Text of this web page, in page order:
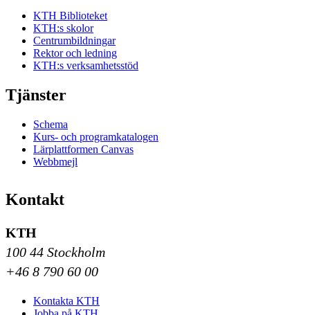
KTH Biblioteket
KTH:s skolor
Centrumbildningar
Rektor och ledning
KTH:s verksamhetsstöd
Tjänster
Schema
Kurs- och programkatalogen
Lärplattformen Canvas
Webbmejl
Kontakt
KTH
100 44 Stockholm
+46 8 790 60 00
Kontakta KTH